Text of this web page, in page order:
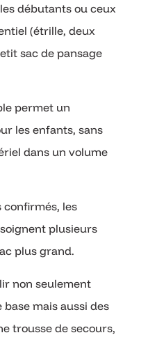
débutants ou ceux
(étrille, deux
sac de pansage
permet un
les enfants, sans
dans un volume
confirmés, les
plusieurs
plus grand.
non seulement
base mais aussi des
trousse de secours,